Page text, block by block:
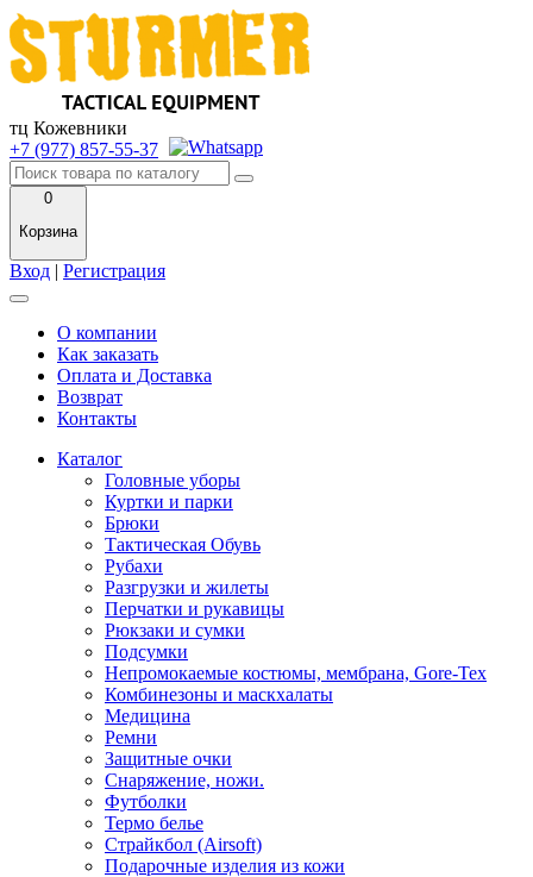
тц Кожевники
+7 (977) 857-55-37
0
Корзина
Вход | Регистрация
О компании
Как заказать
Оплата и Доставка
Возврат
Контакты
Каталог
Головные уборы
Куртки и парки
Брюки
Тактическая Обувь
Рубахи
Разгрузки и жилеты
Перчатки и рукавицы
Рюкзаки и сумки
Подсумки
Непромокаемые костюмы, мембрана, Gore-Tex
Комбинезоны и маскхалаты
Медицина
Ремни
Защитные очки
Снаряжение, ножи.
Футболки
Термо белье
Страйкбол (Airsoft)
Подарочные изделия из кожи